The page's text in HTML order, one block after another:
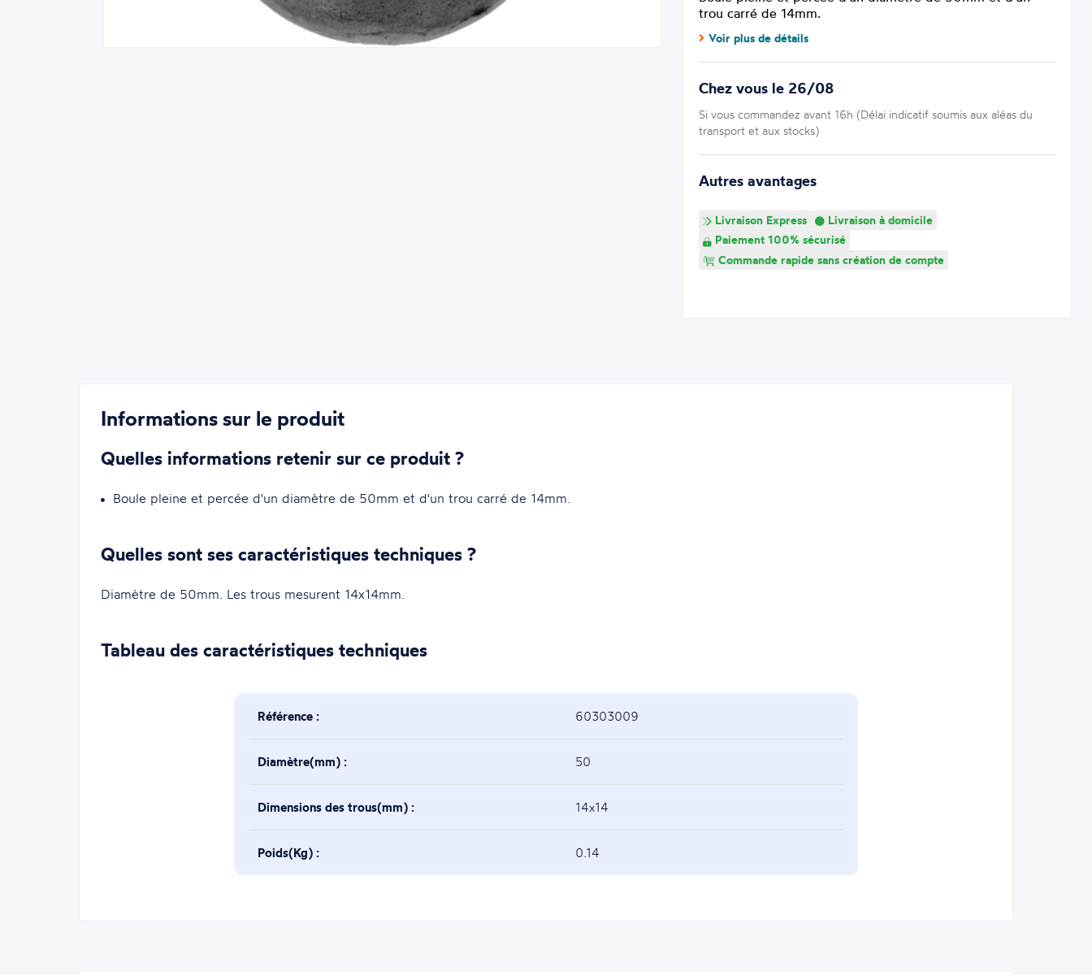
trou carré de 14mm.
Voir plus de détails
Chez vous le 26/08
Si vous commandez avant 16h (Délai indicatif soumis aux aléas du
transport et aux stocks)
Autres avantages
Livraison Express
Livraison à domicile
Paiement 100% sécurisé
Commande rapide sans création de compte
Informations sur le produit
Quelles informations retenir sur ce produit ?
Boule pleine et percée d'un diamètre de 50mm et d'un trou carré de 14mm.
Quelles sont ses caractéristiques techniques ?
Diamètre de 50mm. Les trous mesurent 14x14mm.
Tableau des caractéristiques techniques
Référence : 60303009
Diamètre(mm) : 50
Dimensions des trous(mm) : 14x14
Poids(Kg) : 0.14